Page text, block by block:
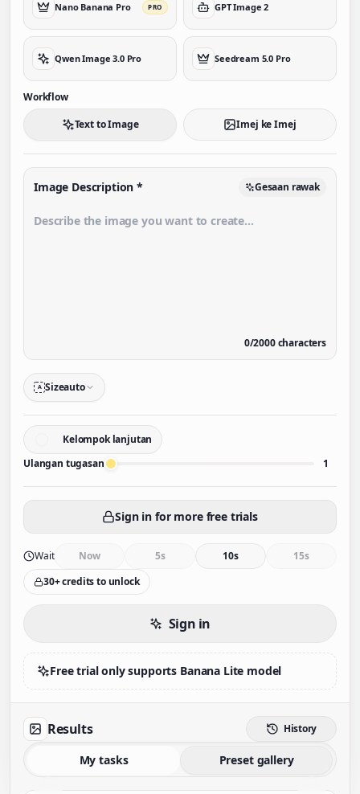
Nano Banana Pro PRO GPT Image 2
Qwen Image 3.0 Pro Seedream 5.0 Pro
Workflow
Text to Image
Imej ke Imej
Image Description * Gesaan rawak
0/2000characters
A Sizeauto
Kelompok lanjutan
Ulangan tugasan
1
Sign in for more free trials
Wait Now 5s 10s
15s
30+ credits to unlock
Sign in
Free trial only supports Banana Lite model
Results History
My tasks Preset gallery